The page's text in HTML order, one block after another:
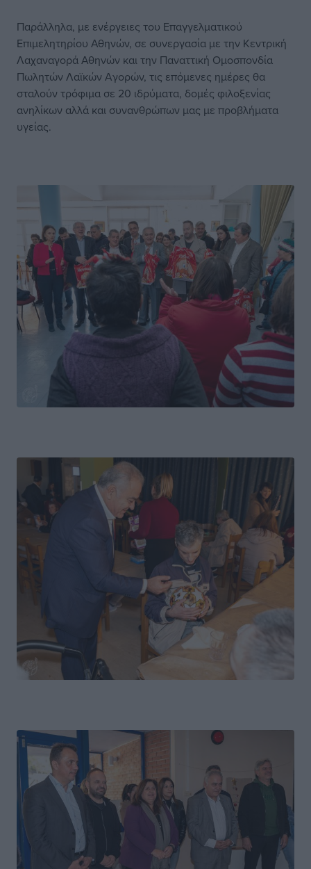
Παράλληλα, με ενέργειες του Επαγγελματικού
Επιμελητηρίου Αθηνών, σε συνεργασία με την Κεντρική
Λαχαναγορά Αθηνών και την Παναττική Ομοσπονδία
Πωλητών Λαϊκών Αγορών, τις επόμενες ημέρες θα
σταλούν τρόφιμα σε 20 ιδρύματα, δομές φιλοξενίας
ανηλίκων αλλά και συνανθρώπων μας με προβλήματα
υγείας.